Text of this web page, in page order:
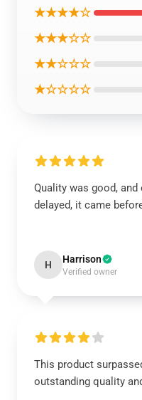
★★★★☆
★★★☆☆
★★☆☆☆
★☆☆☆☆
Quality was good,
delayed, it came
H Harrison
Verified owner
This product
outstanding quality